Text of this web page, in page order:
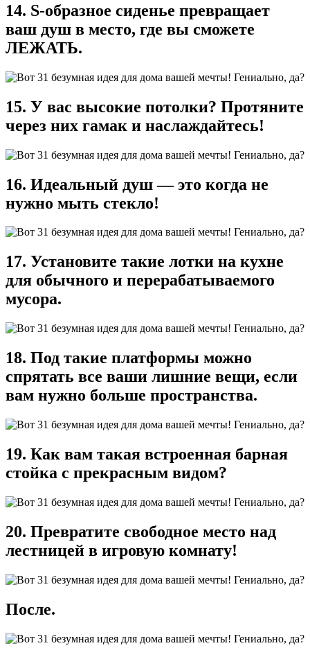
14. S-образное сиденье превращает
ваш душ в место, где вы сможете
ЛЕЖАТЬ.
15. У вас высокие потолки? Протяните
через них гамак и наслаждайтесь!
16. Идеальный душ — это когда не
нужно мыть стекло!
17. Установите такие лотки на кухне
для обычного и перерабатываемого
мусора.
18. Под такие платформы можно
спрятать все ваши лишние вещи, если
вам нужно больше пространства.
19. Как вам такая встроенная барная
стойка с прекрасным видом?
20. Превратите свободное место над
лестницей в игровую комнату!
После.